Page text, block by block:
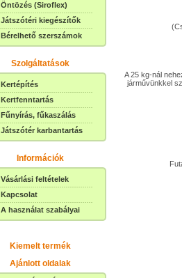
Öntözés (Siroflex)
Játszótéri kiegészítők
Bérelhető szerszámok
Szolgáltatások
Kertépítés
Kertfenntartás
Fűnyírás, fűkaszálás
Játszótér karbantartás
Információk
Vásárlási feltételek
Kapcsolat
A használat szabályai
Kiemelt termék
Ajánlott oldalak
A 25 kg-nál
járművünkkel